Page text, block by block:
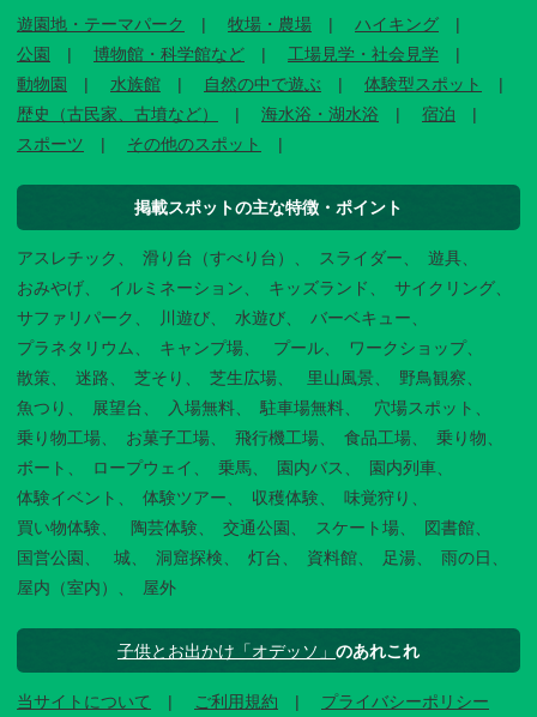
遊園地・テーマパーク 牧場・農場
ハイキング
公園
博物館・科学館など
工場見学・社会見学
動物園
水族館 自然の中で遊ぶ
体験型スポット
歴史（古民家、古墳など）
海水浴・湖水浴
宿泊
スポーツ
その他のスポット
掲載スポットの主な特徴・ポイント
アスレチック 滑り台（すべり台） スライダー
遊具
おみやげ
イルミネーション キッズランド
サイクリング
サファリパーク
川遊び 水遊び
バーベキュー
プラネタリウム
キャンプ場 プール
ワークショップ
散策
迷路 芝そり 芝生広場 里山風景
野鳥観察
魚つり
展望台 入場無料 駐車場無料
穴場スポット
乗り物工場
お菓子工場 飛行機工場 食品工場
乗り物
ボート
ロープウェイ 乗馬 園内バス
園内列車
体験イベント
体験ツアー 収穫体験
味覚狩り
買い物体験
陶芸体験 交通公園 スケート場
図書館
国営公園
城 洞窟探検 灯台 資料館 足湯
雨の日
屋内（室内）
屋外
子供とお出かけ「オデッソ」 のあれこれ
当サイトについて ご利用規約 プライバシーポリシー